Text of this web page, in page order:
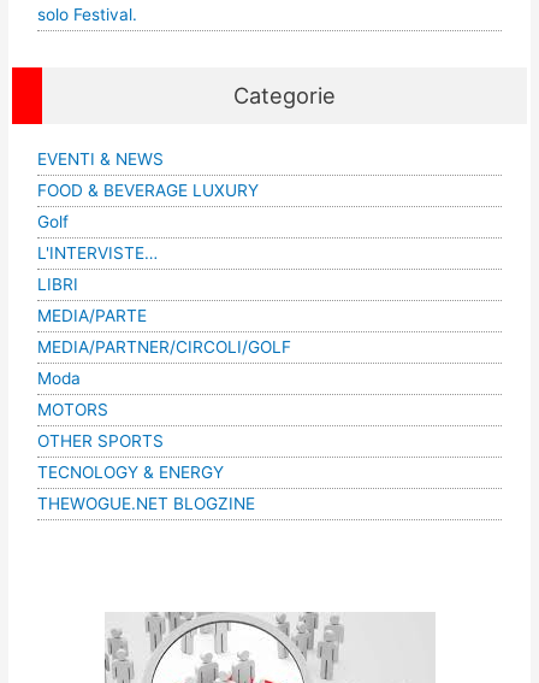
solo Festival.
Categorie
EVENTI & NEWS
FOOD & BEVERAGE LUXURY
Golf
L'INTERVISTE…
LIBRI
MEDIA/PARTE
MEDIA/PARTNER/CIRCOLI/GOLF
Moda
MOTORS
OTHER SPORTS
TECNOLOGY & ENERGY
THEWOGUE.NET BLOGZINE